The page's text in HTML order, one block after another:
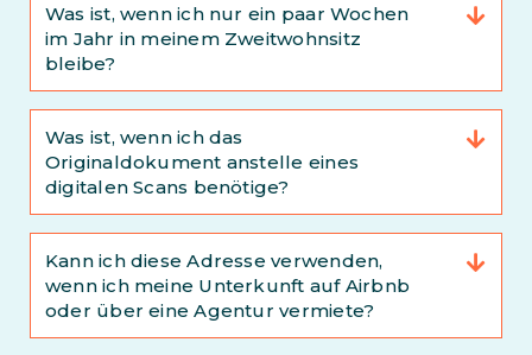
Was ist, wenn ich nur ein paar Wochen
im Jahr in meinem Zweitwohnsitz
bleibe?
Was ist, wenn ich das
Originaldokument anstelle eines
digitalen Scans benötige?
Kann ich diese Adresse verwenden,
wenn ich meine Unterkunft auf Airbnb
oder über eine Agentur vermiete?